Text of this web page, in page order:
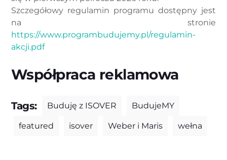
Szczegółowy regulamin programu dostępny jest
na stronie
https://www.programbudujemy.pl/regulamin-
akcji.pdf
Współpraca reklamowa
Tags: Buduję z ISOVER BudujeMY
featured isover Weber i Maris wełna